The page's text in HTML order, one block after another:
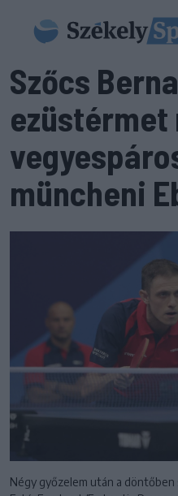
Szőcs
ezüstérmet
müncheni
Négy győzelem után a